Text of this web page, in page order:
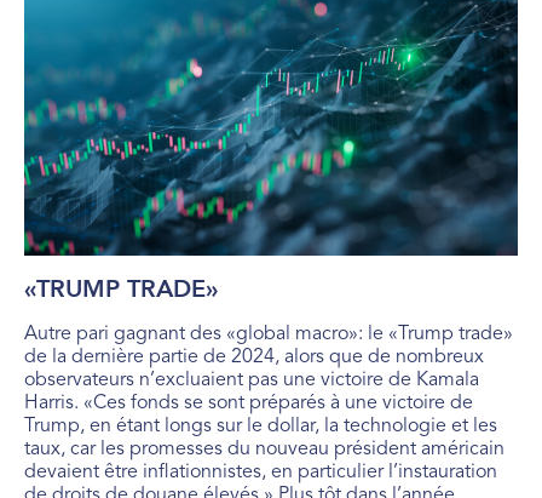
«TRUMP TRADE»
Autre pari gagnant des «global macro»: le «Trump trade»
de la dernière partie de 2024, alors que de nombreux
observateurs n’excluaient pas une victoire de Kamala
Harris. «Ces fonds se sont préparés à une victoire de
Trump, en étant longs sur le dollar, la technologie et les
taux, car les promesses du nouveau président américain
devaient être inflationnistes, en particulier l’instauration